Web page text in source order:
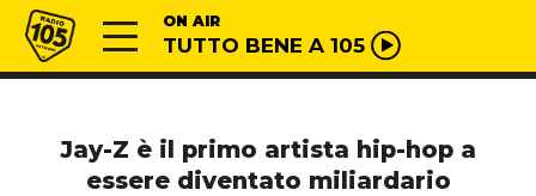
Vai al contenuto
Radio 105 ON AIR
TUTTO BENE A 105
Jay-Z è il primo artista hip-hop a
essere diventato miliardario